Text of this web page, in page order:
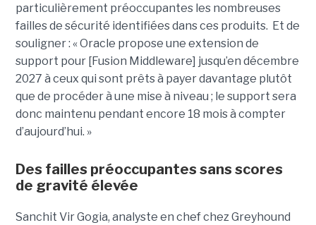
particulièrement préoccupantes les nombreuses
failles de sécurité identifiées dans ces produits. Et de
souligner : « Oracle propose une extension de
support pour [Fusion Middleware] jusqu’en décembre
2027 à ceux qui sont prêts à payer davantage plutôt
que de procéder à une mise à niveau ; le support sera
donc maintenu pendant encore 18 mois à compter
d’aujourd’hui. »
Des failles préoccupantes sans scores
de gravité élevée
Sanchit Vir Gogia, analyste en chef chez Greyhound